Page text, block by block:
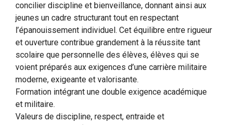
concilier discipline et bienveillance, donnant ainsi aux
jeunes un cadre structurant tout en respectant
l’épanouissement individuel. Cet équilibre entre rigueur
et ouverture contribue grandement à la réussite tant
scolaire que personnelle des élèves, élèves qui se
voient préparés aux exigences d’une carrière militaire
moderne, exigeante et valorisante.
Formation intégrant une double exigence académique
et militaire.
Valeurs de discipline, respect, entraide et